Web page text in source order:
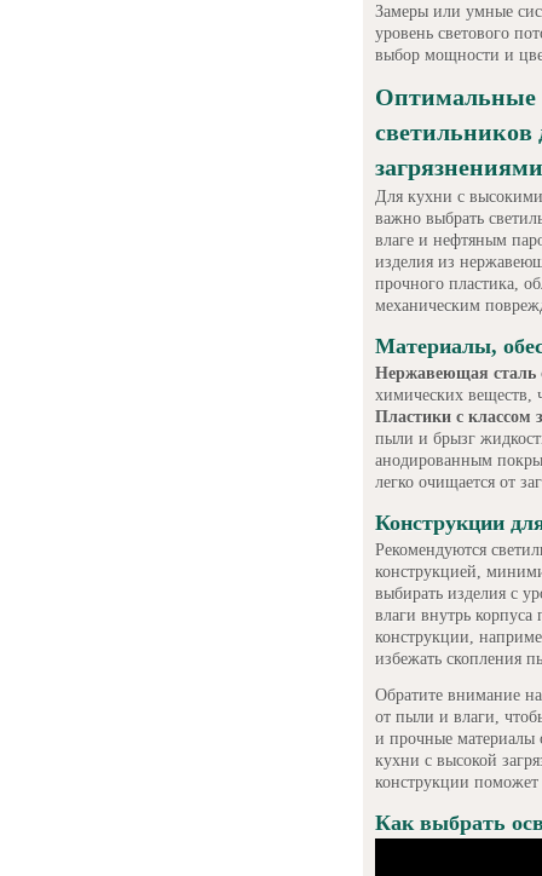
Замеры или умные
уровень светового
выбор мощности и
Оптимальные
загрязнениями
Для кухни с
важно выбрать
влаге и нефтяным
изделия из
прочного пластика,
механическим
Материалы,
Нержавеющая сталь
химических веществ,
Пластики с
пыли и брызг
анодированным
легко очищается от
Конструкции
Рекомендуются
конструкцией,
выбирать изделия с
влаги внутрь
конструкции,
избежать скопления
Обратите внимание
от пыли и влаги,
и прочные материалы
кухни с высокой
конструкции поможет
Как выбрать